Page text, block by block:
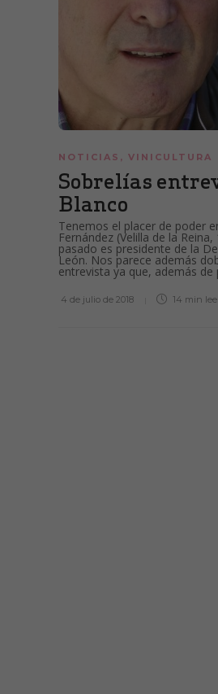
NOTICIAS , VINICULTURA
Sobrelías
Blanco
Tenemos el placer de poder
Fernández (Velilla de la
pasado es presidente de la
León. Nos parece además
entrevista ya que, además
4 de julio de 2018 14 min